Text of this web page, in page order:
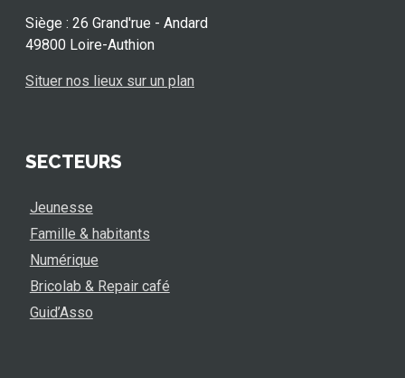
Siège : 26 Grand'rue - Andard
49800 Loire-Authion
Situer nos lieux sur un plan
SECTEURS
Jeunesse
Famille & habitants
Numérique
Bricolab & Repair café
Guid’Asso